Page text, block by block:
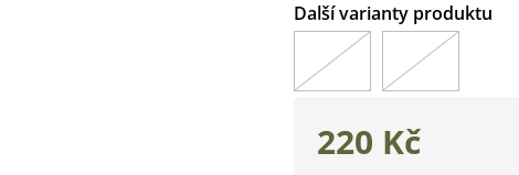
220 Kč